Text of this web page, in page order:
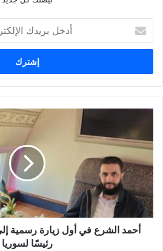
بريدك
الإلكتروني
أحمد
في
أول
زيارة
رسمية
إلى
السعودية
بعد
تنصيبهأحمد الشرع في أول زيارة رسمية
رئيسًا لسوريا